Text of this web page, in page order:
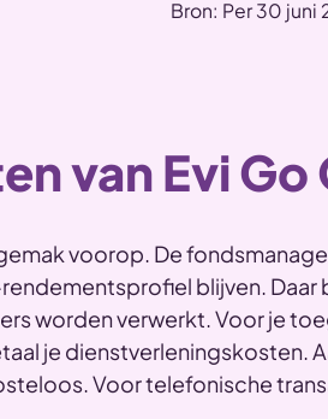
Bron: Per 30 juni
van Evi
voorop. De
blijven.
worden verwerkt. Voor je
je dienstverleningskosten.
Voor telefonische